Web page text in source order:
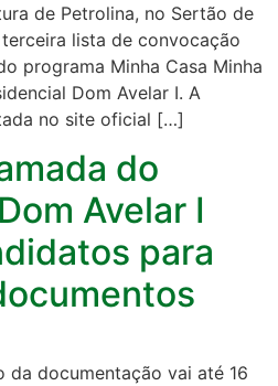
de Petrolina, no Sertão de
lista de convocação
programa Minha Casa Minha
Dom Avelar I. A
no site oficial […]
do
Avelar I
para
da documentação vai até 16